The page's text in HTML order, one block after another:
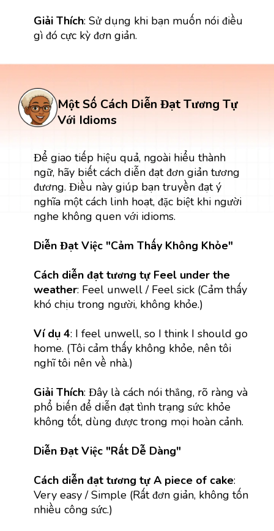
Giải Thích: Sử dụng khi bạn muốn nói điều
gì đó cực kỳ đơn giản.
Một Số Cách Diễn Đạt Tương Tự
Với Idioms
Để giao tiếp hiệu quả, ngoài hiểu thành
ngữ, hãy biết cách diễn đạt đơn giản tương
đương. Điều này giúp bạn truyền đạt ý
nghĩa một cách linh hoạt, đặc biệt khi người
nghe không quen với idioms.
Diễn Đạt Việc "Cảm Thấy Không Khỏe"
Cách diễn đạt tương tự Feel under the
weather: Feel unwell / Feel sick (Cảm thấy
khó chịu trong người, không khỏe.)
Ví dụ 4: I feel unwell, so I think I should go
home. (Tôi cảm thấy không khỏe, nên tôi
nghĩ tôi nên về nhà.)
Giải Thích: Đây là cách nói thẳng, rõ ràng và
phổ biến để diễn đạt tình trạng sức khỏe
không tốt, dùng được trong mọi hoàn cảnh.
Diễn Đạt Việc "Rất Dễ Dàng"
Cách diễn đạt tương tự A piece of cake:
Very easy / Simple (Rất đơn giản, không tốn
nhiều công sức.)